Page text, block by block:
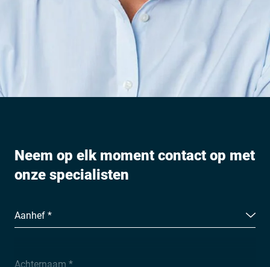
Neem op elk moment contact op met
onze specialisten
Aanhef *
Achternaam *